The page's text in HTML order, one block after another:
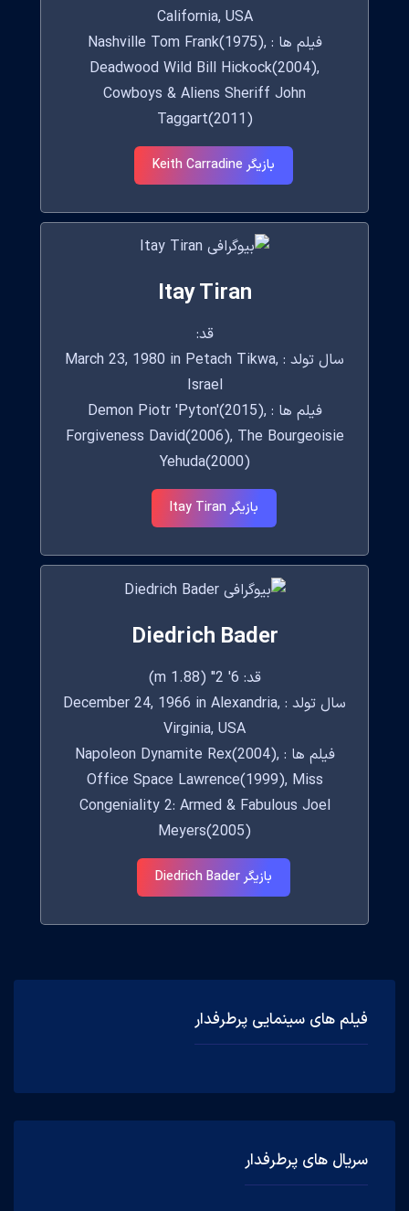
فیلم های سینمایی پرطرفدار
سریال های پرطرفدار
California, USA
فیلم ها : Nashville Tom Frank(1975),
Deadwood Wild Bill Hickock(2004),
Cowboys & Aliens Sheriff John
Taggart(2011)
بازیگر Keith Carradine
Itay Tiran
قد:
سال تولد : March 23, 1980 in Petach Tikwa,
Israel
فیلم ها : Demon Piotr 'Pyton'(2015),
Forgiveness David(2006), The Bourgeoisie
Yehuda(2000)
بازیگر Itay Tiran
Diedrich Bader
قد: 6' 2" (1.88 m)
سال تولد : December 24, 1966 in Alexandria,
Virginia, USA
فیلم ها : Napoleon Dynamite Rex(2004),
Office Space Lawrence(1999), Miss
Congeniality 2: Armed & Fabulous Joel
Meyers(2005)
بازیگر Diedrich Bader